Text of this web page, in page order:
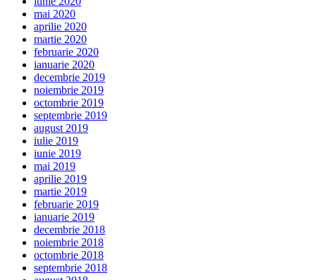
mai 2020
aprilie 2020
martie 2020
februarie 2020
ianuarie 2020
decembrie 2019
noiembrie 2019
octombrie 2019
septembrie 2019
august 2019
iulie 2019
iunie 2019
mai 2019
aprilie 2019
martie 2019
februarie 2019
ianuarie 2019
decembrie 2018
noiembrie 2018
octombrie 2018
septembrie 2018